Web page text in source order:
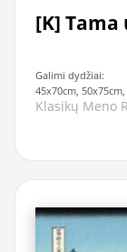
[K]
Galimi dydžiai:
45x70cm,
Klasikų Meno